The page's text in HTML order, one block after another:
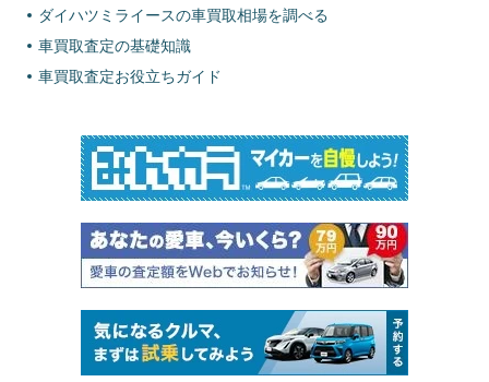
ダイハツミライースの車買取相場を調べる
車買取査定の基礎知識
車買取査定お役立ちガイド